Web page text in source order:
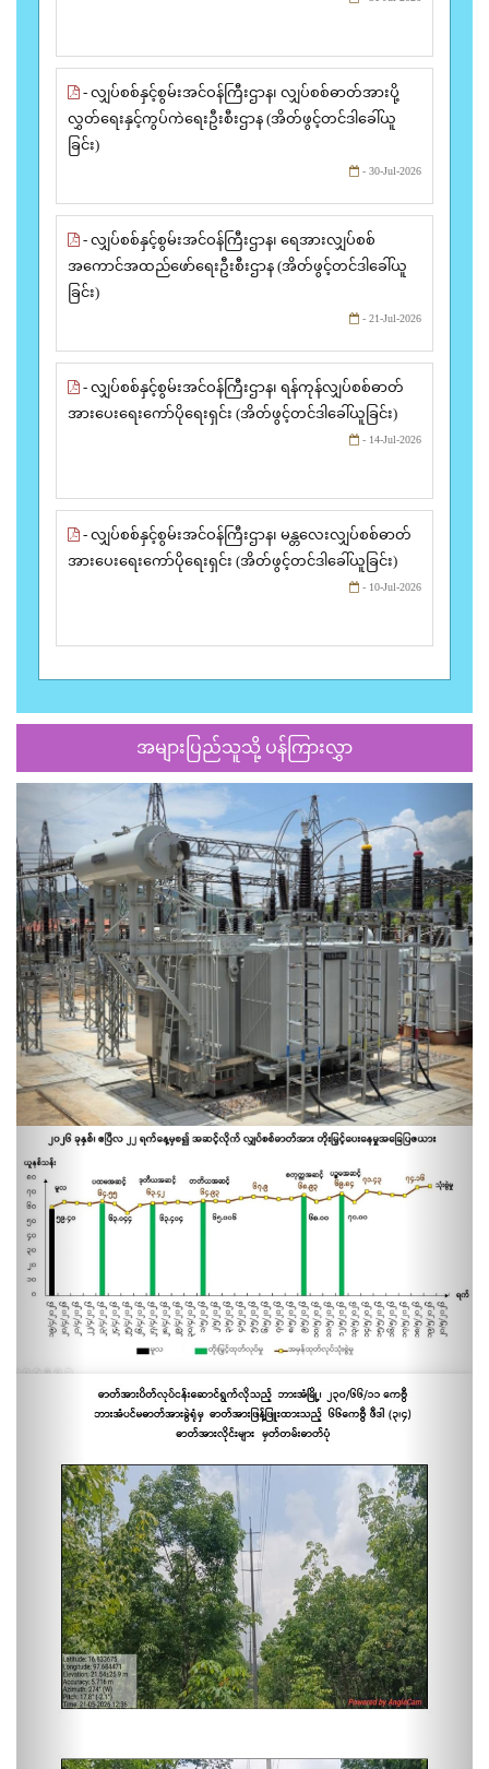
- လျှပ်စစ်နှင့်စွမ်းအင်ဝန်ကြီးဌာန၊ လျှပ်စစ်ဓာတ်အားပို့
လွှတ်ရေးနှင့်ကွပ်ကဲရေးဦးစီးဌာန (အိတ်ဖွင့်တင်ဒါခေါ်ယူ
ခြင်း)
- 30-Jul-2026
- လျှပ်စစ်နှင့်စွမ်းအင်ဝန်ကြီးဌာန၊ ရေအားလျှပ်စစ်
အကောင်အထည်ဖော်ရေးဦးစီးဌာန (အိတ်ဖွင့်တင်ဒါခေါ်ယူ
ခြင်း)
- 21-Jul-2026
- လျှပ်စစ်နှင့်စွမ်းအင်ဝန်ကြီးဌာန၊ ရန်ကုန်လျှပ်စစ်ဓာတ်
အားပေးရေးကော်ပိုရေးရှင်း (အိတ်ဖွင့်တင်ဒါခေါ်ယူခြင်း)
- 14-Jul-2026
- လျှပ်စစ်နှင့်စွမ်းအင်ဝန်ကြီးဌာန၊ မန္တလေးလျှပ်စစ်ဓာတ်
အားပေးရေးကော်ပိုရေးရှင်း (အိတ်ဖွင့်တင်ဒါခေါ်ယူခြင်း)
- 10-Jul-2026
အများပြည်သူသို့ ပန်ကြားလွှာ
Previous